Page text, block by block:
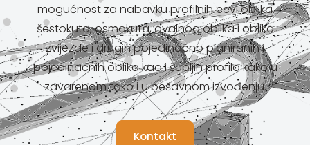
mogućnost za nabavku profilnih cevi oblika
šestokuta, osmokuta, ovalnog oblika i oblika
zvijezde i drugih pojedinačno planiranih i
pojedinačnih oblika kao i šupljih profila kako u
zavarenom tako i u bešavnom izvođenju.
Kontakt